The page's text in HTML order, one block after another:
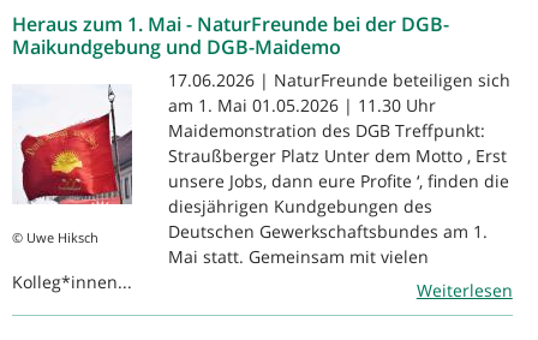
Heraus zum 1. Mai - NaturFreunde bei der DGB-
Maikundgebung und DGB-Maidemo
© Uwe Hiksch
17.06.2026 | NaturFreunde beteiligen sich
am 1. Mai 01.05.2026 | 11.30 Uhr
Maidemonstration des DGB Treffpunkt:
Straußberger Platz Unter dem Motto ‚ Erst
unsere Jobs, dann eure Profite ‘, finden die
diesjährigen Kundgebungen des
Deutschen Gewerkschaftsbundes am 1.
Mai statt. Gemeinsam mit vielen
Kolleg*innen...
Weiterlesen